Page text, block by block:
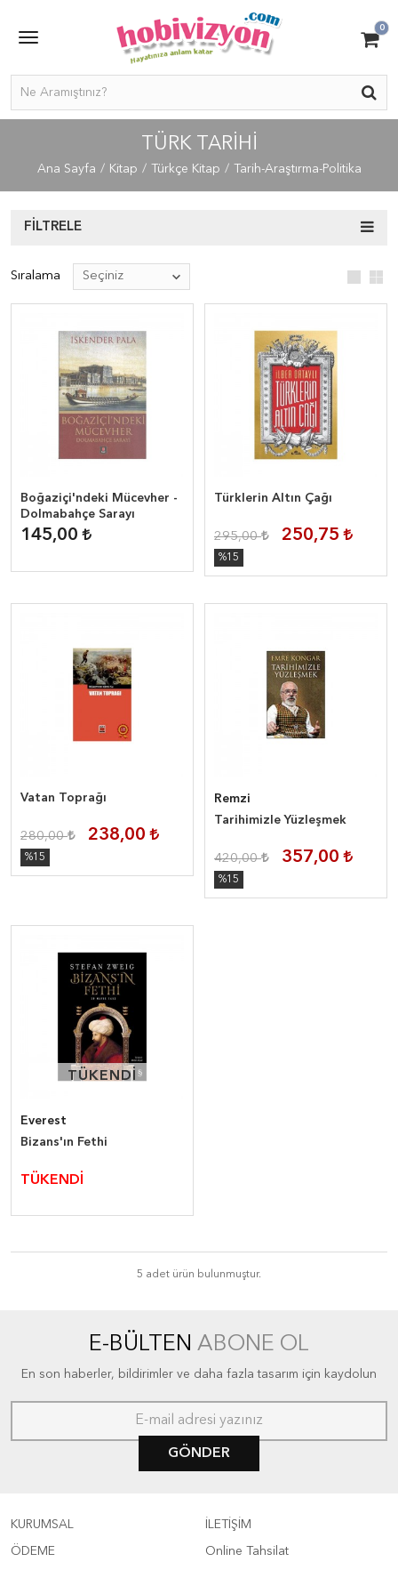
0
TÜRK TARIHI
Ana Sayfa Kitap Türkçe Kitap Tarih-Araştırma-Politika
FILTRELE
Sıralama
Boğaziçi'ndeki Mücevher -
Dolmabahçe Sarayı
145,00
Türklerin Altın Çağı
295,00 250,75
%15
Vatan Toprağı
280,00 238,00
%15
Remzi
Tarihimizle Yüzleşmek
420,00 357,00
%15
TÜKENDİ
TÜKENDİ
Everest
Bizans'ın Fethi
TÜKENDİ
5 adet ürün bulunmuştur.
E-BÜLTEN ABONE OL
En son haberler, bildirimler ve daha fazla tasarım için kaydolun
GÖNDER
KURUMSAL
ÖDEME
İLETİŞİM
Online Tahsilat